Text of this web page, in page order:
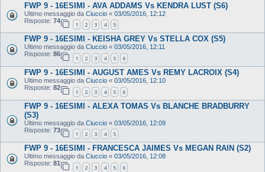
FWP 9 - 16ESIMI - AVA ADDAMS Vs KENDRA LUST (S6)
Ultimo messaggio da Ciuccio « 03/05/2016, 12:12
Risposte: 74
1 2 3 4 5
FWP 9 - 16ESIMI - KEISHA GREY Vs STELLA COX (S5)
Ultimo messaggio da Ciuccio « 03/05/2016, 12:11
Risposte: 86
1 2 3 4 5 6
FWP 9 - 16ESIMI - AUGUST AMES Vs REMY LACROIX (S4)
Ultimo messaggio da Ciuccio « 03/05/2016, 12:10
Risposte: 82
1 2 3 4 5 6
FWP 9 - 16ESIMI - ALEXA TOMAS Vs BLANCHE BRADBURRY
(S3)
Ultimo messaggio da Ciuccio « 03/05/2016, 12:09
Risposte: 73
1 2 3 4 5
FWP 9 - 16ESIMI - FRANCESCA JAIMES Vs MEGAN RAIN (S2)
Ultimo messaggio da Ciuccio « 03/05/2016, 12:08
Risposte: 81
1 2 3 4 5 6